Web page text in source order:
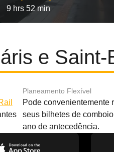
9 hrs 52 min
e Saint-
Planeamento Flexível
Pode convenientemente
seus bilhetes de
ano de antecedência.